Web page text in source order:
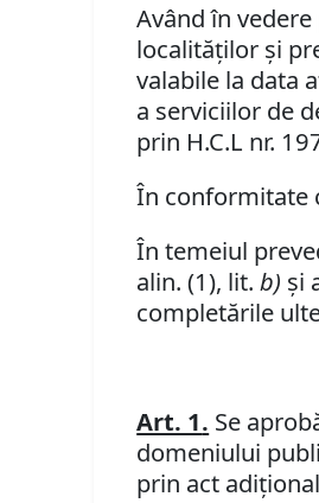
Având în
localităţilor şi
valabile la data
a serviciilor de
prin H.C.L nr.
În conformitate
În temeiul
alin. (1), lit.b) şi
completările
Art. 1. Se
domeniului
prin act